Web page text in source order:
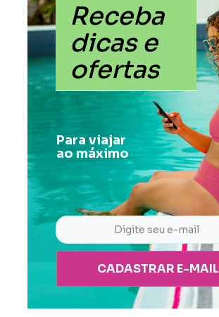
Receba
dicas e
ofertas
Para viajar
ao máximo
CADASTRAR E-MAIL